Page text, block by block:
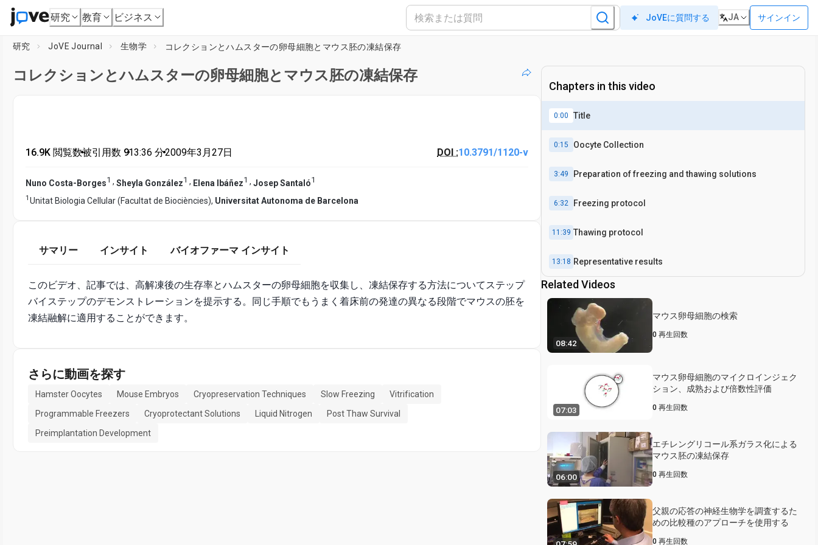
研究 教育 ビジネス JoVEに質問する JA サインイン
研究 JoVE Journal 生物学 コレクションとハムスターの卵母細胞とマウス胚の凍結保存
コレクションとハムスターの卵母細胞とマウス胚の凍結保存
16.9K 閲覧数•被引用数 9•13:36 分•2009年3月27日 DOI :10.3791/1120-v
Nuno Costa-Borges1 , Sheyla González1 , Elena Ibáñez1 , Josep Santaló1
1 Unitat Biologia Cellular (Facultat de Biociències), Universitat Autonoma de Barcelona
サマリー インサイト バイオファーマ インサイト
このビデオ、記事では、高解凍後の生存率とハムスターの卵母細胞を収集し、凍結保存する方法についてステップ
バイステップのデモンストレーションを提示する。同じ手順でもうまく着床前の発達の異なる段階でマウスの胚を
凍結融解に適用することができます。
さらに動画を探す
Hamster Oocytes Mouse Embryos Cryopreservation Techniques Slow Freezing
Vitrification
Programmable Freezers
Cryoprotectant Solutions Liquid Nitrogen
Post Thaw Survival
Preimplantation Development
Chapters in this video
0:00 Title
0:15 Oocyte Collection
3:49 Preparation of freezing and thawing solutions
6:32 Freezing protocol
11:39 Thawing protocol
13:18 Representative results
Related Videos
08:42
マウス卵母細胞の検索
0 再生回数
07:03
マウス卵母細胞のマイクロインジェク
ション、成熟および倍数性評価
0 再生回数
06:00
エチレングリコール系ガラス化による
マウス胚の凍結保存
0 再生回数
父親の応答の神経生物学を調査するた
めの比較種のアプローチを使用する
0 再生回数